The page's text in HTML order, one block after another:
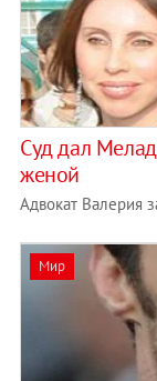
Суд дал
женой
Адвокат Валерия
Мир